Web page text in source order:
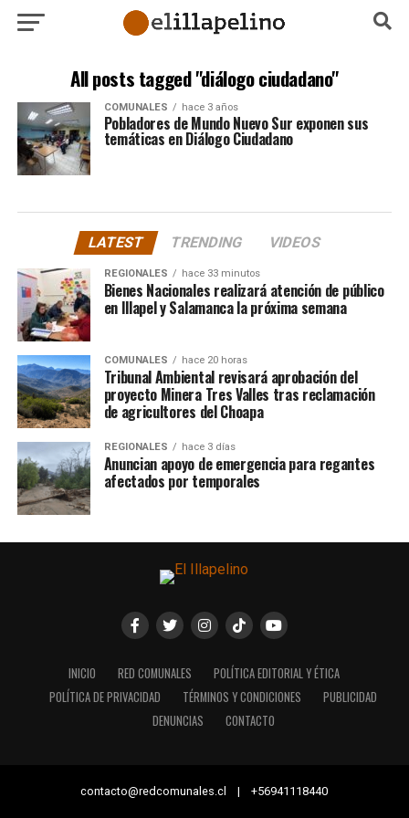
All posts tagged "diálogo ciudadano"
COMUNALES hace 3 años
Pobladores de Mundo Nuevo Sur exponen sus
temáticas en Diálogo Ciudadano
LATEST TRENDING VIDEOS
REGIONALES hace 33 minutos
Bienes Nacionales realizará atención de público
en Illapel y Salamanca la próxima semana
COMUNALES hace 20 horas
Tribunal Ambiental revisará aprobación del
proyecto Minera Tres Valles tras reclamación
de agricultores del Choapa
REGIONALES hace 3 días
Anuncian apoyo de emergencia para regantes
afectados por temporales
INICIO RED COMUNALES
POLÍTICA EDITORIAL Y ÉTICA
POLÍTICA DE PRIVACIDAD
TÉRMINOS Y CONDICIONES
PUBLICIDAD
DENUNCIAS
CONTACTO
contacto@redcomunales.cl | +56941118440